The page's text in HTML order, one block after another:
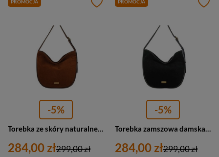
PROMOCJA
-5%
284,00 zł299,00 zł
PROMOCJA
-5%
284,00 zł299,00 zł